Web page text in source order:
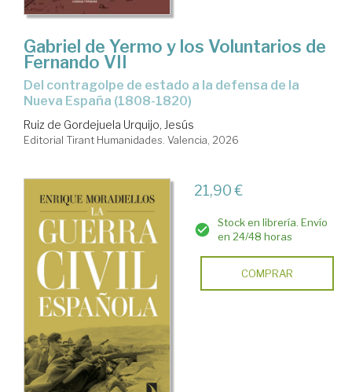
Gabriel de Yermo y los Voluntarios de
Fernando VII
Del contragolpe de estado a la defensa de la
Nueva España (1808-1820)
Ruiz de Gordejuela Urquijo, Jesús
Editorial Tirant Humanidades. Valencia, 2026
21,90 €
Stock en librería. Envío
en 24/48 horas
COMPRAR